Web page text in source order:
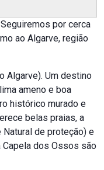
por cerca
ao Algarve, região
Algarve). Um destino
ameno e boa
histórico murado e
belas praias, a
de proteção) e
Capela dos Ossos são